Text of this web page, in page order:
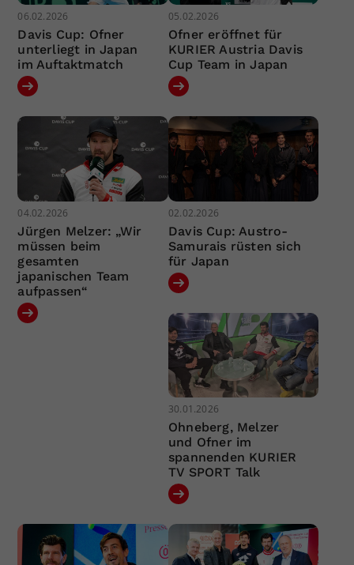
06.02.2026
Davis Cup: Ofner
unterliegt in Japan
im Auftaktmatch
05.02.2026
Ofner eröffnet für
KURIER Austria Davis
Cup Team in Japan
04.02.2026
Jürgen Melzer: „Wir
müssen beim
gesamten
japanischen Team
aufpassen“
02.02.2026
Davis Cup: Austro-
Samurais rüsten sich
für Japan
30.01.2026
Ohneberg, Melzer
und Ofner im
spannenden KURIER
TV SPORT Talk